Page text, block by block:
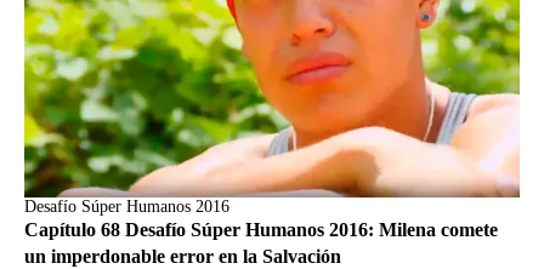
Desafío Súper Humanos 2016
Capítulo 68 Desafío Súper Humanos 2016: Milena comete
un imperdonable error en la Salvación